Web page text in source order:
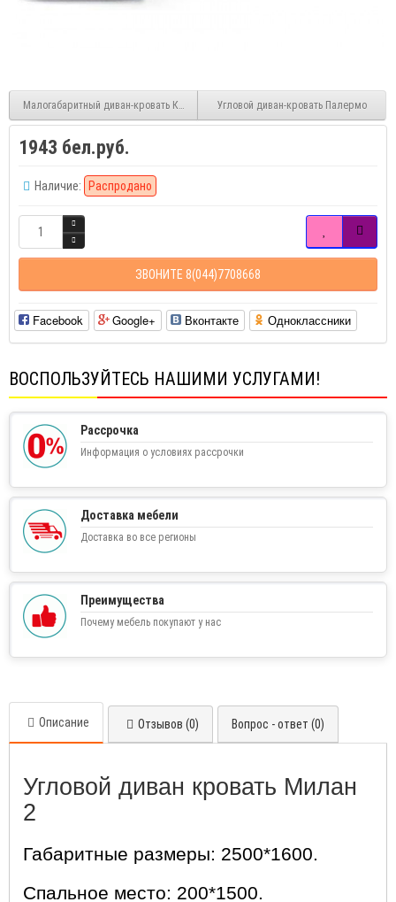
Малогабаритный диван-кровать Колобок Угловой диван-кровать Палермо
1943 бел.руб.
Наличие: Распродано
ЗВОНИТЕ 8(044)7708668
Facebook Google+ Вконтакте Одноклассники
ВОСПОЛЬЗУЙТЕСЬ НАШИМИ УСЛУГАМИ!
Рассрочка
Информация о условиях рассрочки
Доставка мебели
Доставка во все регионы
Преимущества
Почему мебель покупают у нас
Описание Отзывов (0) Вопрос - ответ (0)
Угловой диван кровать Милан
2
Габаритные размеры: 2500*1600.
Спальное место: 200*1500.